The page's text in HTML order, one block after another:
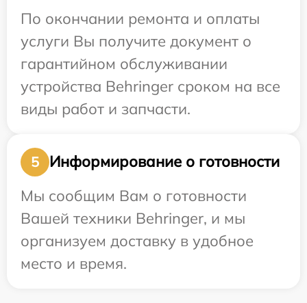
По окончании ремонта и оплаты
услуги Вы получите документ о
гарантийном обслуживании
устройства Behringer сроком на все
виды работ и запчасти.
5
Информирование о готовности
Мы сообщим Вам о готовности
Вашей техники Behringer, и мы
организуем доставку в удобное
место и время.